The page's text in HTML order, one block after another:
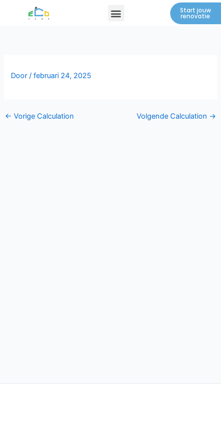
Menu Start jouw
renovatie
Door/februari 24, 2025
← Vorige Calculation Volgende Calculation →